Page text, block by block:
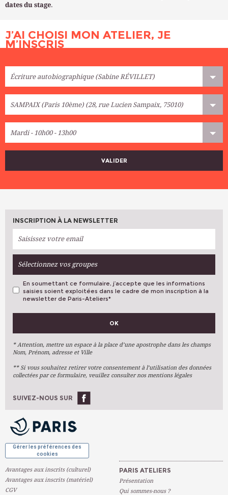
dates du stage.
J’AI CHOISI MON ATELIER, JE
M’INSCRIS
VALIDER
INSCRIPTION À LA NEWSLETTER
Sélectionnez vos groupes
VOS PRÉFÉRENCES
Arts Plastiques
Arts Du Texte
Arts Numériques
Ateliers À L'année
En soumettant ce formulaire, j’accepte que les informations
saisies soient exploitées dans le cadre de mon inscription à la
newsletter de Paris-Ateliers*
OK
* Attention, mettre un espace à la place d’une apostrophe dans les champs
Nom, Prénom, adresse et Ville
** Si vous souhaitez retirer votre consentement à l’utilisation des données
collectées par ce formulaire, veuillez consulter nos mentions légales
SUIVEZ-NOUS SUR
Gérer les préférences des
cookies
Avantages aux inscrits (culturel)
Avantages aux inscrits (matériel)
CGV
PARIS ATELIERS
Présentation
Qui sommes-nous ?